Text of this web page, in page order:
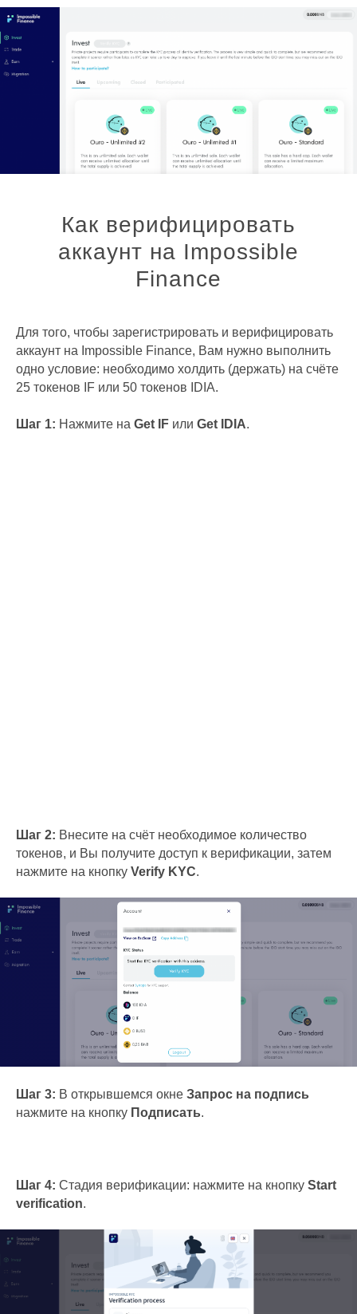
Как верифицировать
аккаунт на Impossible
Finance
Для того, чтобы зарегистрировать и верифицировать
аккаунт на Impossible Finance, Вам нужно выполнить
одно условие: необходимо холдить (держать) на счёте
25 токенов IF или 50 токенов IDIA.
Шаг 1: Нажмите на Get IF или Get IDIA.
Шаг 2: Внесите на счёт необходимое количество
токенов, и Вы получите доступ к верификации, затем
нажмите на кнопку Verify KYC.
Шаг 3: В открывшемся окне Запрос на подпись
нажмите на кнопку Подписать.
Шаг 4: Стадия верификации: нажмите на кнопку Start
verification.